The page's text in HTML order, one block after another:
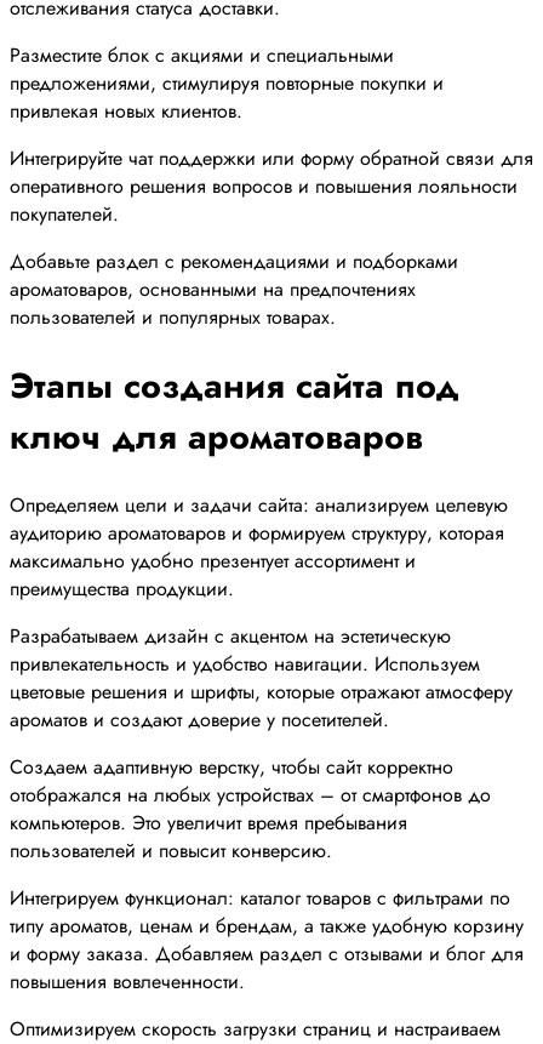
отслеживания статуса доставки.
Разместите блок с акциями и специальными
предложениями, стимулируя повторные покупки и
привлекая новых клиентов.
Интегрируйте чат поддержки или форму обратной связи для
оперативного решения вопросов и повышения лояльности
покупателей.
Добавьте раздел с рекомендациями и подборками
ароматоваров, основанными на предпочтениях
пользователей и популярных товарах.
Этапы создания сайта под
ключ для ароматоваров
Определяем цели и задачи сайта: анализируем целевую
аудиторию ароматоваров и формируем структуру, которая
максимально удобно презентует ассортимент и
преимущества продукции.
Разрабатываем дизайн с акцентом на эстетическую
привлекательность и удобство навигации. Используем
цветовые решения и шрифты, которые отражают атмосферу
ароматов и создают доверие у посетителей.
Создаем адаптивную верстку, чтобы сайт корректно
отображался на любых устройствах – от смартфонов до
компьютеров. Это увеличит время пребывания
пользователей и повысит конверсию.
Интегрируем функционал: каталог товаров с фильтрами по
типу ароматов, ценам и брендам, а также удобную корзину
и форму заказа. Добавляем раздел с отзывами и блог для
повышения вовлеченности.
Оптимизируем скорость загрузки страниц и настраиваем